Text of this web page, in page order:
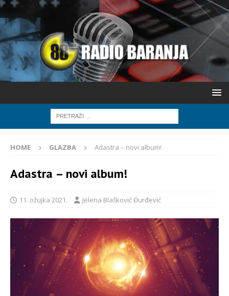
HOME GLAZBA Adastra – novi album!
Adastra – novi album!
11. ožujka 2021. Jelena Blašković Đurđević